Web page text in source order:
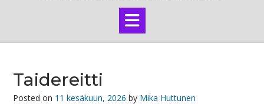
Taidereitti
Posted on 11 kesäkuun, 2026 by Mika Huttunen